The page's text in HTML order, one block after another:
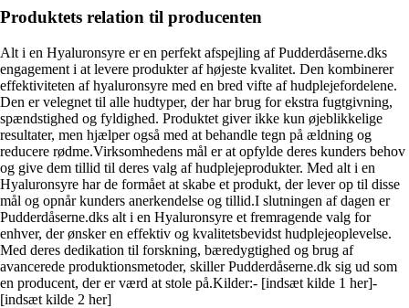
Produktets relation til producenten
Alt i en Hyaluronsyre er en perfekt afspejling af Pudderdåserne.dks
engagement i at levere produkter af højeste kvalitet. Den kombinerer
effektiviteten af hyaluronsyre med en bred vifte af hudplejefordelene.
Den er velegnet til alle hudtyper, der har brug for ekstra fugtgivning,
spændstighed og fyldighed. Produktet giver ikke kun øjeblikkelige
resultater, men hjælper også med at behandle tegn på ældning og
reducere rødme.Virksomhedens mål er at opfylde deres kunders behov
og give dem tillid til deres valg af hudplejeprodukter. Med alt i en
Hyaluronsyre har de formået at skabe et produkt, der lever op til disse
mål og opnår kunders anerkendelse og tillid.I slutningen af dagen er
Pudderdåserne.dks alt i en Hyaluronsyre et fremragende valg for
enhver, der ønsker en effektiv og kvalitetsbevidst hudplejeoplevelse.
Med deres dedikation til forskning, bæredygtighed og brug af
avancerede produktionsmetoder, skiller Pudderdåserne.dk sig ud som
en producent, der er værd at stole på.Kilder:- [indsæt kilde 1 her]-
[indsæt kilde 2 her]